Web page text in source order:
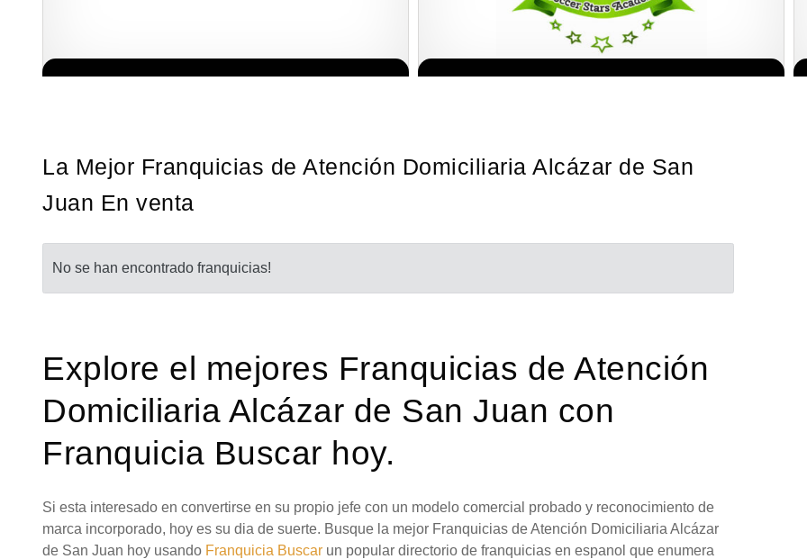
La Mejor Franquicias de Atención Domiciliaria Alcázar de San
Juan En venta
No se han encontrado franquicias!
Explore el mejores Franquicias de Atención
Domiciliaria Alcázar de San Juan con
Franquicia Buscar hoy.
Si esta interesado en convertirse en su propio jefe con un modelo comercial probado y reconocimiento de
marca incorporado, hoy es su dia de suerte. Busque la mejor Franquicias de Atención Domiciliaria Alcázar
de San Juan hoy usando Franquicia Buscar un popular directorio de franquicias en espanol que enumera